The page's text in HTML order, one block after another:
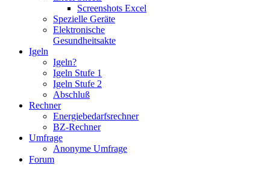
Screenshots Excel
Spezielle Geräte
Elektronische
Gesundheitsakte
Igeln
Igeln?
Igeln Stufe 1
Igeln Stufe 2
Abschluß
Rechner
Energiebedarfsrechner
BZ-Rechner
Umfrage
Anonyme Umfrage
Forum